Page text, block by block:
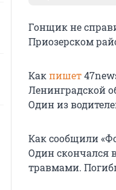
Гонщик не
Приозерском
Какпишет
Ленинградской
Один из
Как сообщили
Один скончался
травмами.